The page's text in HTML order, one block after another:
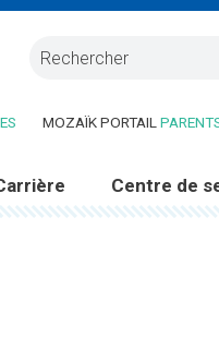
NOUVELLE FENÊTRE)
(CE LIEN OUVRE DANS UNE
MOZAÏK PORTAIL
Centre de